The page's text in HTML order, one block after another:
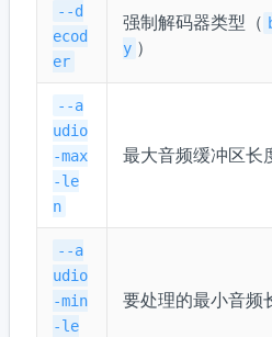
--d
ecod
er
强制解码器类型（
y ）
--a
udio
-max
-le
n
最大音频缓冲区长
--a
udio
-min
-le
要处理的最小音频